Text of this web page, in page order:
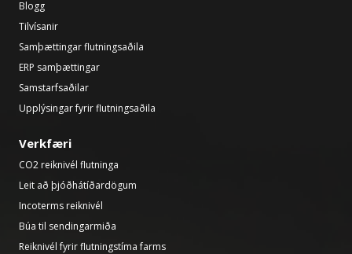
Blogg
Tilvísanir
Samþættingar flutningsaðila
ERP samþættingar
Samstarfsaðilar
Upplýsingar fyrir flutningsaðila
Verkfæri
CO2 reiknivél flutninga
Leit að þjóðhátíðardögum
Incoterms reiknivél
Búa til sendingarmiða
Reiknivél fyrir flutningstíma farms